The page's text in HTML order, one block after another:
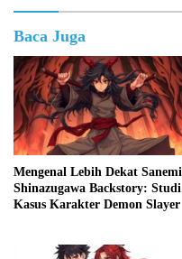
Baca Juga
Mengenal Lebih Dekat Sanemi
Shinazugawa Backstory: Studi
Kasus Karakter Demon Slayer